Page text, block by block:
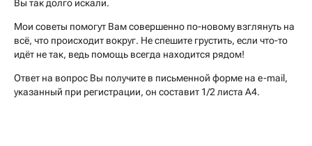
Вы так долго искали.
Мои советы помогут Вам совершенно по-новому взглянуть на
всё, что происходит вокруг. Не спешите грустить, если что-то
идёт не так, ведь помощь всегда находится рядом!
Ответ на вопрос Вы получите в письменной форме на e-mail,
указанный при регистрации, он составит 1/2 листа А4.